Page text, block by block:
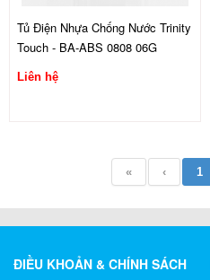
Tủ Điện Nhựa Chống Nước Trinity
Touch - BA-ABS 0808 06G
Liên hệ
« ‹ 1
ĐIỀU KHOẢN & CHÍNH SÁCH